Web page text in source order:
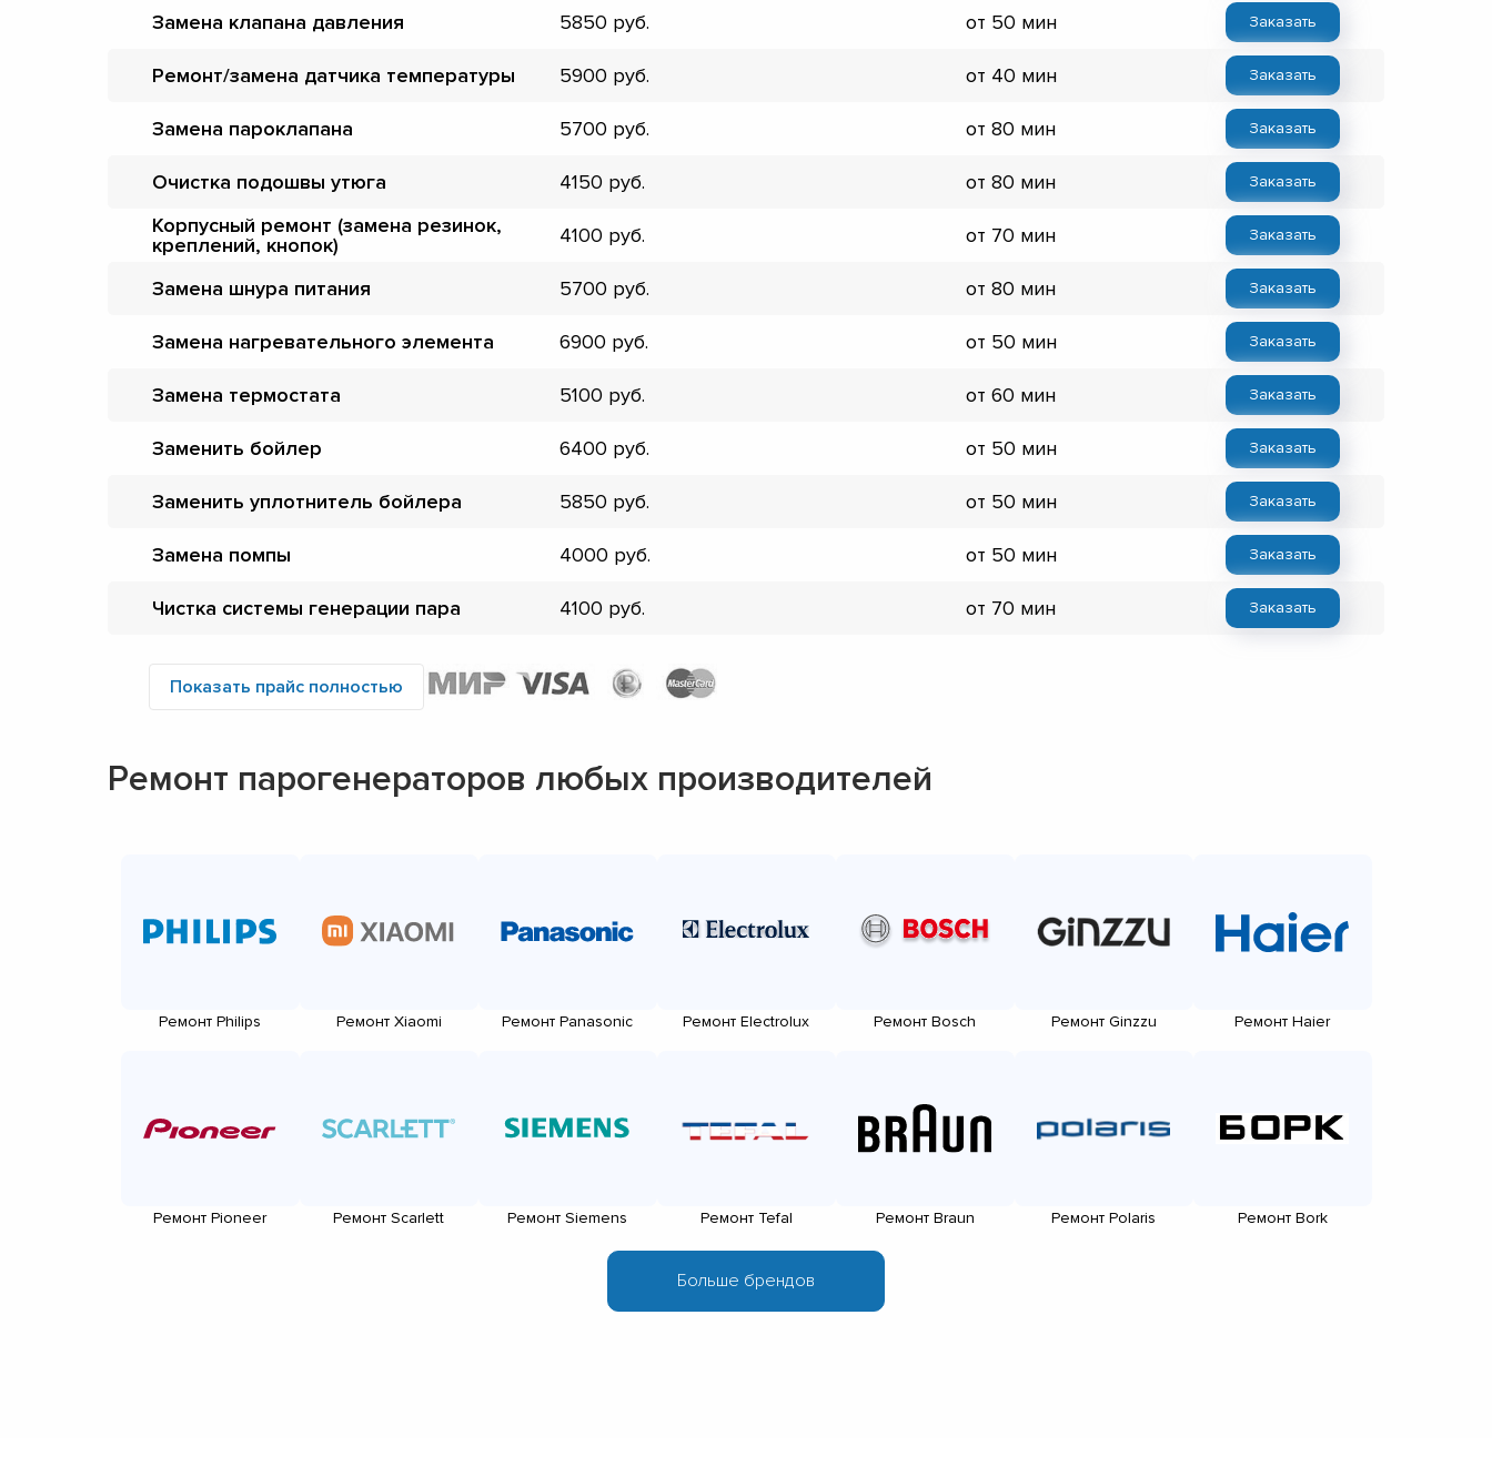
Замена клапана давления 5850 от 50 мин Заказать
Ремонт/замена датчика температуры 5900 от 40 мин Заказать
Замена пароклапана 5700 от 80 мин Заказать
Очистка подошвы утюга 4150 от 80 мин Заказать
Корпусный ремонт (замена резинок,
креплений, кнопок)
4100 от 70 мин Заказать
Замена шнура питания 5700 от 80 мин Заказать
Замена нагревательного элемента 6900 от 50 мин Заказать
Замена термостата 5100 от 60 мин Заказать
Заменить бойлер 6400 от 50 мин Заказать
Заменить уплотнитель бойлера 5850 от 50 мин Заказать
Замена помпы 4000 от 50 мин Заказать
Чистка системы генерации пара 4100 от 70 мин Заказать
Показать прайс полностью
Ремонт парогенераторов любых производителей
Ремонт Philips Ремонт Xiaomi Ремонт Panasonic Ремонт Electrolux Ремонт Bosch Ремонт Ginzzu Ремонт Haier
Ремонт Pioneer Ремонт Scarlett Ремонт Siemens Ремонт Tefal Ремонт Braun Ремонт Polaris Ремонт Bork
▼